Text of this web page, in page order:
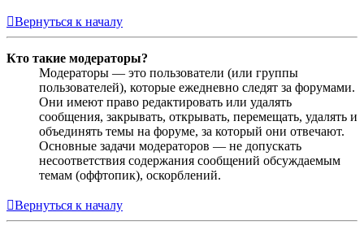
Вернуться к началу
Кто такие модераторы?
Модераторы — это пользователи (или группы
пользователей), которые ежедневно следят за форумами.
Они имеют право редактировать или удалять
сообщения, закрывать, открывать, перемещать, удалять и
объединять темы на форуме, за который они отвечают.
Основные задачи модераторов — не допускать
несоответствия содержания сообщений обсуждаемым
темам (оффтопик), оскорблений.
Вернуться к началу